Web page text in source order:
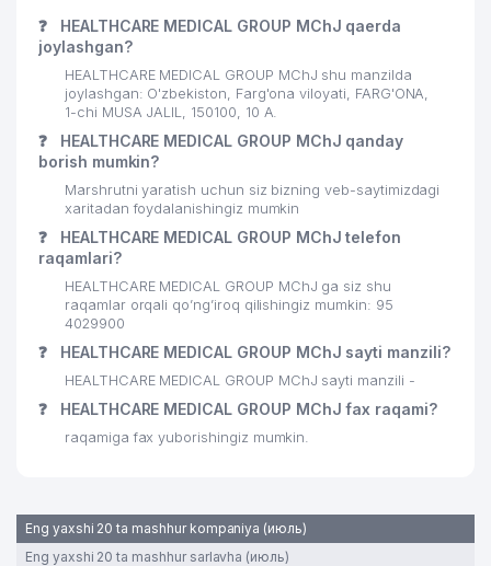
❓
HEALTHCARE MEDICAL GROUP MChJ qaerda
joylashgan?
HEALTHCARE MEDICAL GROUP MChJ shu manzilda
joylashgan: O'zbekiston, Farg'ona viloyati, FARG'ONA,
1-chi MUSA JALIL, 150100, 10 А.
❓
HEALTHCARE MEDICAL GROUP MChJ qanday
borish mumkin?
Marshrutni yaratish uchun siz bizning veb-saytimizdagi
xaritadan foydalanishingiz mumkin
❓
HEALTHCARE MEDICAL GROUP MChJ telefon
raqamlari?
HEALTHCARE MEDICAL GROUP MChJ ga siz shu
raqamlar orqali qo’ng’iroq qilishingiz mumkin: 95
4029900
❓ HEALTHCARE MEDICAL GROUP MChJ sayti manzili?
HEALTHCARE MEDICAL GROUP MChJ sayti manzili -
❓ HEALTHCARE MEDICAL GROUP MChJ fax raqami?
raqamiga fax yuborishingiz mumkin.
Eng yaxshi 20 ta mashhur kompaniya (июль)
Eng yaxshi 20 ta mashhur sarlavha (июль)